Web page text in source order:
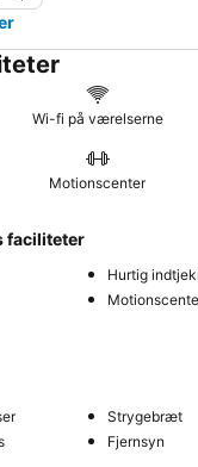
Wi-fi på værelserne
Motionscenter
faciliteter
Hurtig
Strygebræt
Fjernsyn